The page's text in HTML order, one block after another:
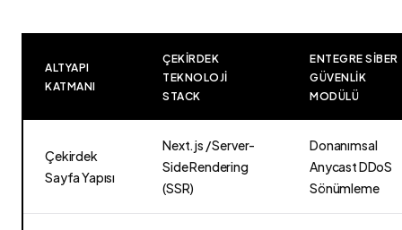
ALTYAPI
KATMANI
ÇEKIRDEK
TEKNOLOJI
STACK
ENTEGRE SIBER
GÜVENLIK
MODÜLÜ
Çekirdek
Sayfa Yapısı
Next.js / Server-
Side Rendering
(SSR)
Donanımsal
Anycast DDoS
Sönümleme